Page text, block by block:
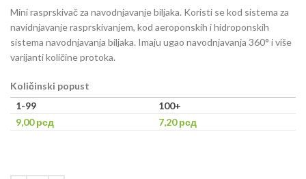
Mini rasprskivač za navodnjavanje biljaka. Koristi se kod sistema za
navidnjavanje rasprskivanjem, kod aeroponskih i hidroponskih
sistema navodnjavanja biljaka. Imaju ugao navodnjavanja 360° i više
varijanti količine protoka.
Količinski popust
1-99
100+
9,00рсд 7,20рсд